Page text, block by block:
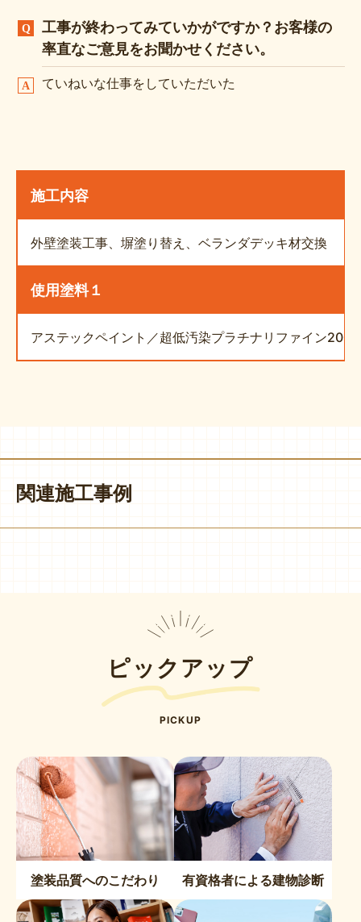
工事が終わってみていかがですか？お客様の
率直なご意見をお聞かせください。
ていねいな仕事をしていただいた
施工内容
外壁塗装工事、塀塗り替え、ベランダデッキ材交換
使用塗料１
アステックペイント／超低汚染プラチナリファイン
関連施工事例
ピックアップ
PICKUP
塗装品質へのこだわり 有資格者による建物診断